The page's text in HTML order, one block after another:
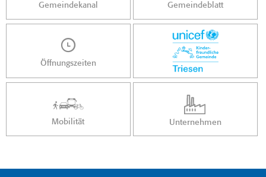
Gemeindekanal Gemeindeblatt
Öffnungszeiten
Mobilität Unternehmen